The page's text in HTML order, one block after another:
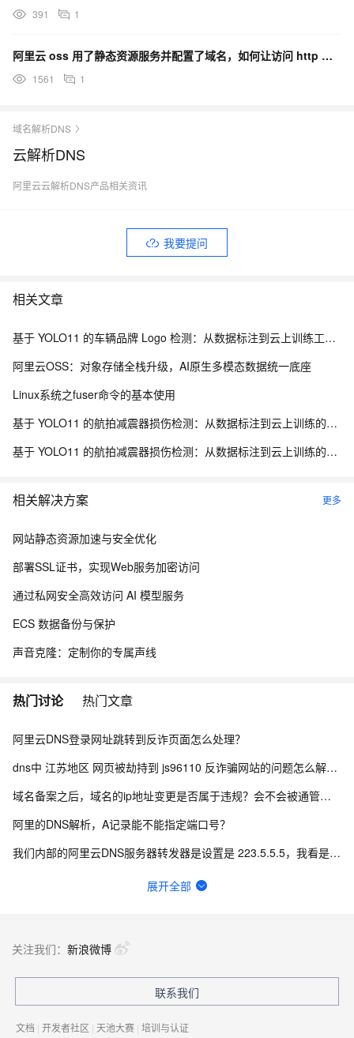
391 1
阿里云 oss 用了静态资源服务并配置了域名，如何让访问 http 时可以自动跳转为 https？
1561 1
域名解析DNS
云解析DNS
阿里云云解析DNS产品相关资讯
我要提问
相关文章
基于 YOLO11 的车辆品牌 Logo 检测：从数据标注到云上训练工程化实践
阿里云OSS：对象存储全栈升级，AI原生多模态数据统一底座
Linux系统之fuser命令的基本使用
基于 YOLO11 的航拍减震器损伤检测：从数据标注到云上训练的全流程实践
基于 YOLO11 的航拍减震器损伤检测：从数据标注到云上训练的全流程实践
相关解决方案 更多
网站静态资源加速与安全优化
部署SSL证书，实现Web服务加密访问
通过私网安全高效访问 AI 模型服务
ECS 数据备份与保护
声音克隆：定制你的专属声线
热门讨论 热门文章
阿里云DNS登录网址跳转到反诈页面怎么处理？
dns中 江苏地区 网页被劫持到 js96110 反诈骗网站的问题怎么解决？
域名备案之后，域名的ip地址变更是否属于违规？会不会被通管局扫描成不合规？
阿里的DNS解析，A记录能不能指定端口号？
我们内部的阿里云DNS服务器转发器是设置是 223.5.5.5，我看是有限速了，怎么办？
阿里云DNS这个48小时生效可以加急的嘛？
Golang 调用 AliDNS API，得到`SignatureDoesNotMatch`错误
展开全部
关注我们： 新浪微博
联系我们
文档 | 开发者社区 | 天池大赛 | 培训与认证